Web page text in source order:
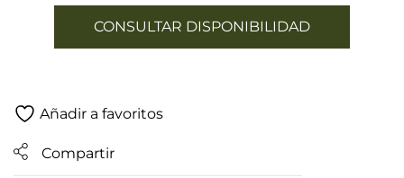
CONSULTAR DISPONIBILIDAD
Añadir a favoritos
Compartir